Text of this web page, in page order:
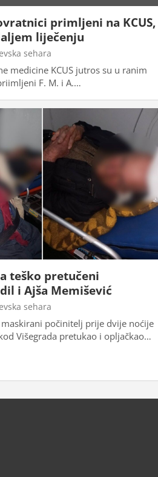
primljeni na KCUS,
liječenju
sehara
medicine KCUS jutros su u ranim
F. M. i A.…
teško pretučeni
i Ajša Memišević
sehara
maskirani počinitelj prije dvije noćije
Višegrada pretukao i opljačkao…